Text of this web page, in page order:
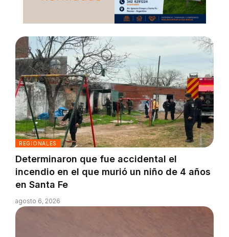
REGIONALES
Determinaron que fue accidental el
incendio en el que murió un niño de 4 años
en Santa Fe
agosto 6, 2026